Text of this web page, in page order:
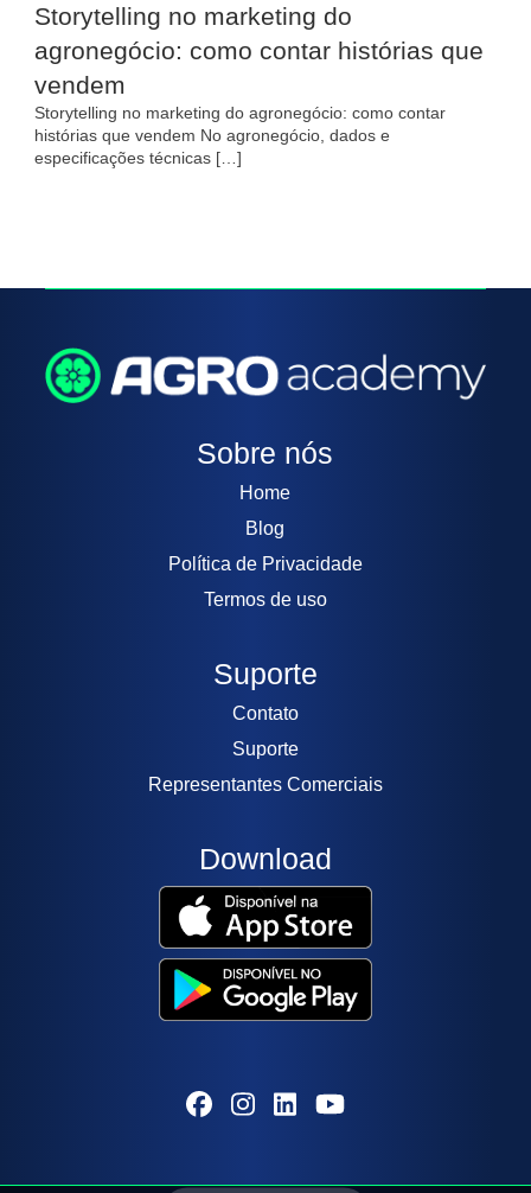
Storytelling no marketing do
agronegócio: como contar histórias que
vendem
Storytelling no marketing do agronegócio: como contar
histórias que vendem No agronegócio, dados e
especificações técnicas […]
Sobre nós
Home
Blog
Política de Privacidade
Termos de uso
Suporte
Contato
Suporte
Representantes Comerciais
Download